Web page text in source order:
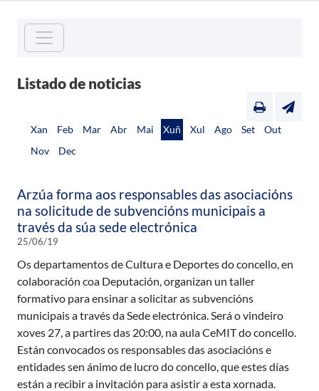
Listado de noticias
Xan Feb Mar Abr Mai Xuñ Xul Ago Set
Out
Nov
Dec
Arzúa forma aos responsables das asociacións
na solicitude de subvencións municipais a
través da súa sede electrónica
25/06/19
Os departamentos de Cultura e Deportes do concello, en
colaboración coa Deputación, organizan un taller
formativo para ensinar a solicitar as subvencións
municipais a través da Sede electrónica. Será o vindeiro
xoves 27, a partires das 20:00, na aula CeMIT do concello.
Están convocados os responsables das asociacións e
entidades sen ánimo de lucro do concello, que estes días
están a recibir a invitación para asistir a esta xornada.